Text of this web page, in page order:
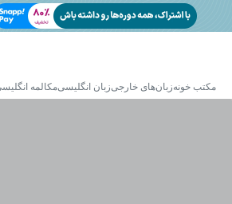
مکتب خونهزبان‌های خارجیزبان انگلیسیمکالمه